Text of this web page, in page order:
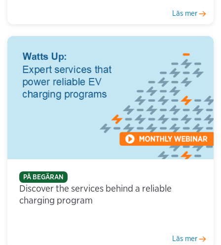
Läs mer
PÅ BEGÄRAN
Discover the services behind a reliable
charging program
Läs mer